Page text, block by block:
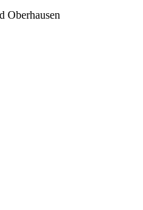
Oberhausen